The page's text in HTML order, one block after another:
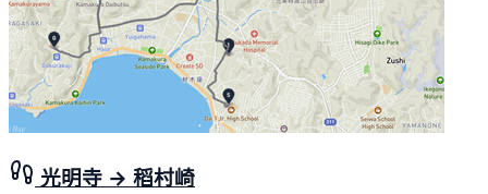
光明寺 → 稻村崎